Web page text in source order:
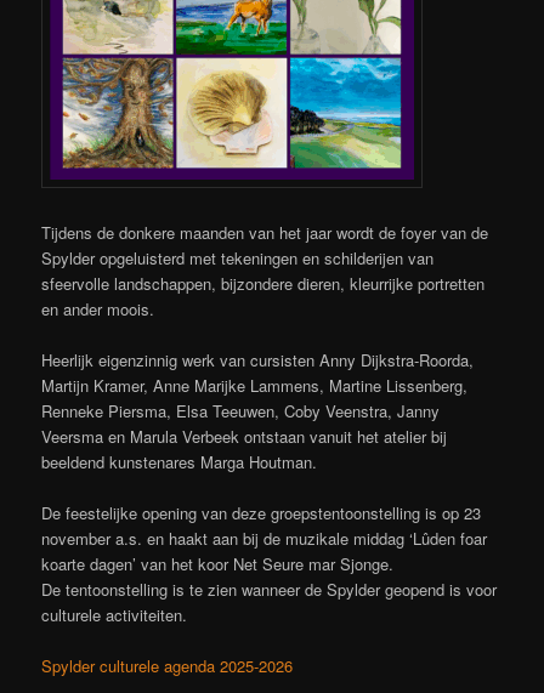
Tijdens de donkere maanden van het jaar wordt de foyer van de
Spylder opgeluisterd met tekeningen en schilderijen van
sfeervolle landschappen, bijzondere dieren, kleurrijke portretten
en ander moois.
Heerlijk eigenzinnig werk van cursisten Anny Dijkstra-Roorda,
Martijn Kramer, Anne Marijke Lammens, Martine Lissenberg,
Renneke Piersma, Elsa Teeuwen, Coby Veenstra, Janny
Veersma en Marula Verbeek ontstaan vanuit het atelier bij
beeldend kunstenares Marga Houtman.
De feestelijke opening van deze groepstentoonstelling is op 23
november a.s. en haakt aan bij de muzikale middag ‘Lûden foar
koarte dagen’ van het koor Net Seure mar Sjonge.
De tentoonstelling is te zien wanneer de Spylder geopend is voor
culturele activiteiten.
Spylder culturele agenda 2025-2026